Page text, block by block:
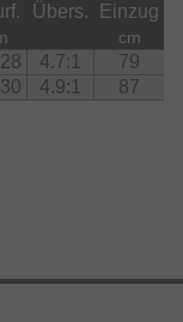
Übers. Einzug
cm
4.7:1
79
4.9:1 87